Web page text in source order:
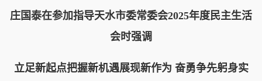
庄国泰在参加指导天水市委常委会2025年度民主生活
会时强调
立足新起点把握新机遇展现新作为 奋勇争先躬身实